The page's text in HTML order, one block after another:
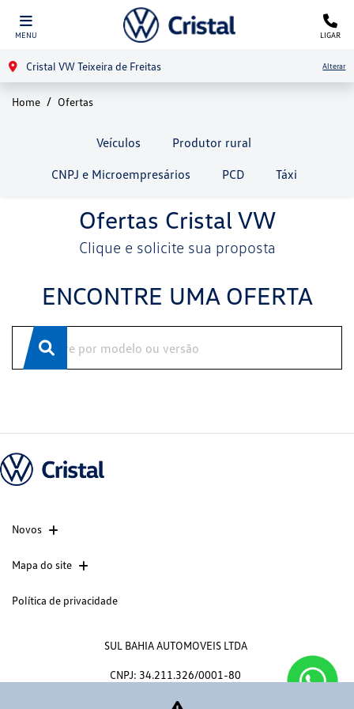
MENU LIGAR
Cristal VW Teixeira de Freitas Alterar
Home Ofertas
Veículos
Produtor rural
CNPJ e Microempresários
PCD Táxi
Ofertas Cristal VW
Clique e solicite sua proposta
ENCONTRE UMA OFERTA
Novos
Mapa do site
Política de privacidade
SUL BAHIA AUTOMOVEIS LTDA
CNPJ: 34.211.326/0001-80